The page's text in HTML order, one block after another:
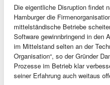
Die eigentliche Disruption findet
Hamburger die
mittelständische Betriebe
Software gewinnbringend in den
im Mittelstand selten an der
Organisation“, so der Gründer
Prozesse im Betrieb klar
seiner Erfahrung auch weitaus